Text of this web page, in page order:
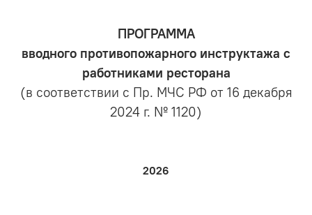
ПРОГРАММА
вводного противопожарного инструктажа с
работниками ресторана
(в соответствии с Пр. МЧС РФ от 16 декабря
2024 г. № 1120)
2026